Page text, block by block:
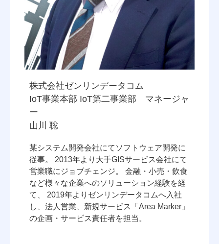
株式会社ゼンリンデータコム
IoT事業本部 IoT第二事業部 マネージャ
ー
山川 聡
某システム開発会社にてソフトウェア開発に
従事。 2013年より大手GISサービス会社にて
営業職にジョブチェンジ。 金融・小売・飲食
など様々な企業へのソリューション経験を経
て、 2019年よりゼンリンデータコムへ入社
し、法人営業、新規サービス「Area Marker」
の企画・サービス責任者を担当。